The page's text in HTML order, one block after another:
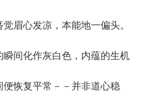
眉心发凉，本能地一偏头。
间化作灰白色，内蕴的生机
恢复平常－－并非道心稳